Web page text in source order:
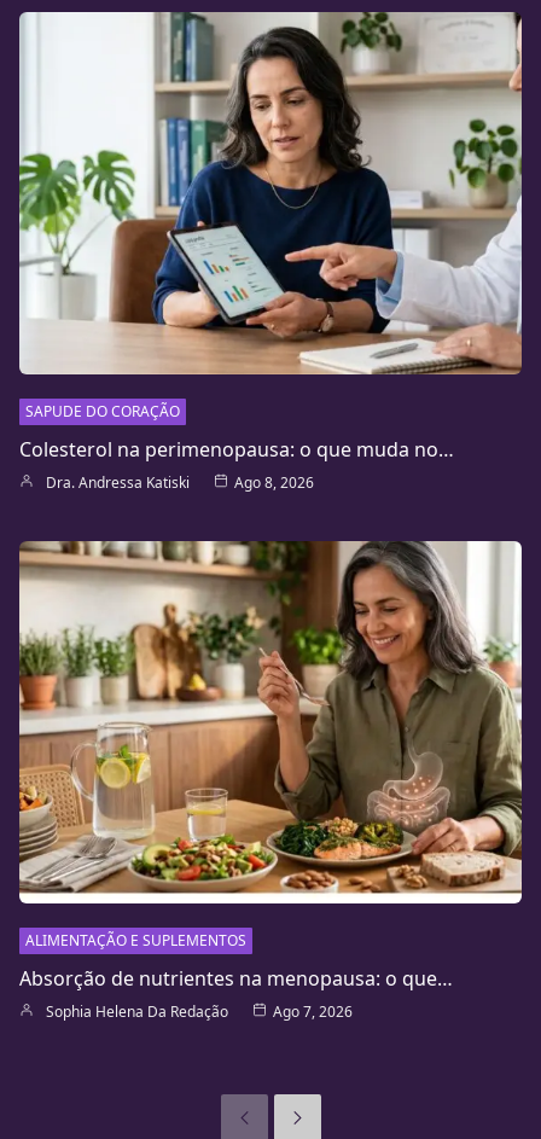
SAPUDE DO CORAÇÃO
Colesterol na perimenopausa: o que muda no…
Dra. Andressa Katiski Ago 8, 2026
ALIMENTAÇÃO E SUPLEMENTOS
Absorção de nutrientes na menopausa: o que…
Sophia Helena Da Redação Ago 7, 2026
AnterioresSeguinte